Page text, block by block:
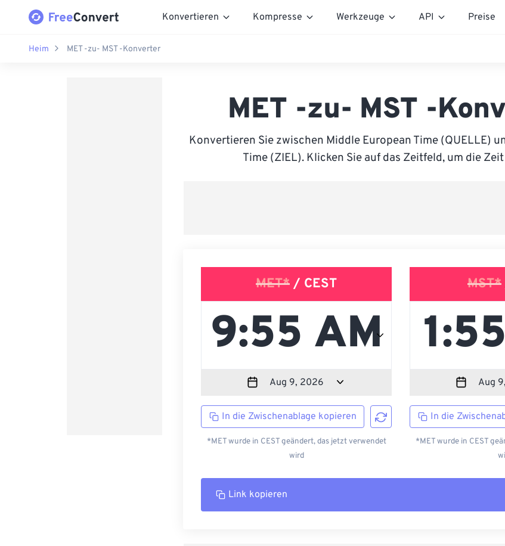
Konvertieren Kompresse Werkzeuge API Preise
Heim MET -zu- MST -Konverter
MET -zu- MST -
Konvertieren Sie zwischen Middle European Time (QUELLE)
Time (ZIEL). Klicken Sie auf das Zeitfeld, um die
MET* / CEST
In die Zwischenablage kopieren
*MET wurde in CEST geändert, das jetzt verwendet
wird
MST*
In die
*MET wurde in CEST
Link kopieren